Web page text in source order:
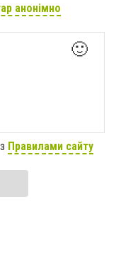
анонімно
🙂
Правилами сайту